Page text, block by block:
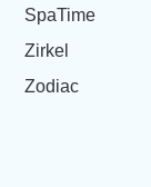
SpaTime
Zirkel
Zodiac